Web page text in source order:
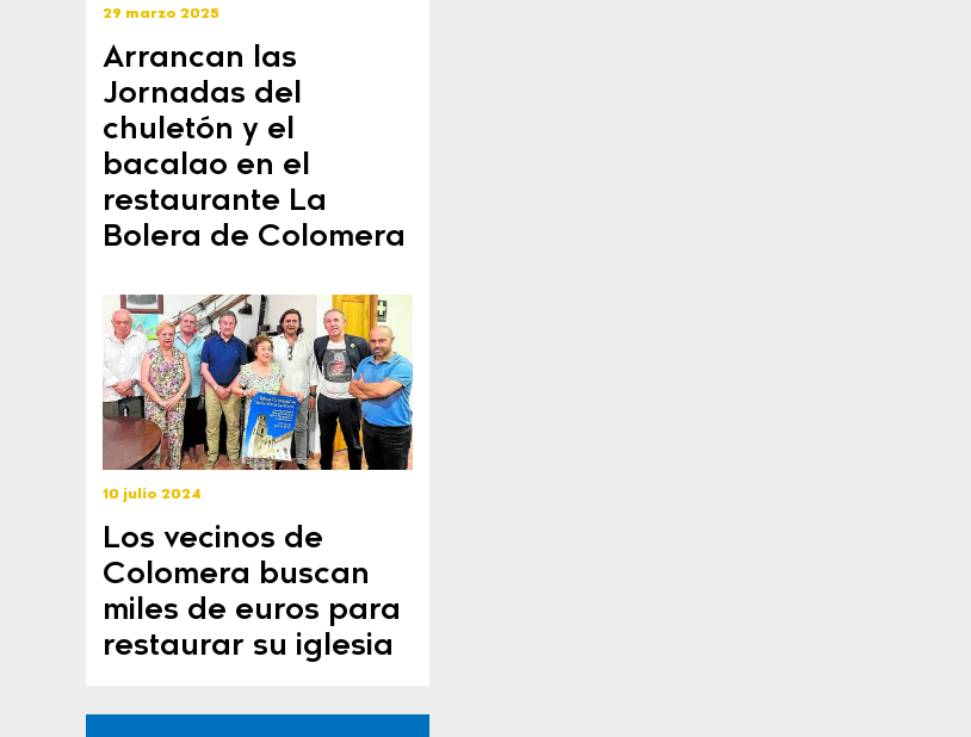
29 marzo 2025
Arrancan las
Jornadas del
chuletón y el
bacalao en el
restaurante La
Bolera de Colomera
10 julio 2024
Los vecinos de
Colomera buscan
miles de euros para
restaurar su iglesia